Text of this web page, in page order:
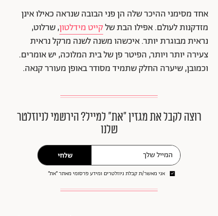
אחד מסימני ההיכר שלה הן פני הבובה שנראה כאילו אינן
מזדקנות לעולם. אפילו הבת שלקייט מידלטון, שרלוט,
נראית מבוגרת יותר. איכשהו משנה לשנה מרקל נראית
צעירה יותר ויותר, הפיטר פן של בית המלוכה, יש אומרים.
וכמובן, שיערה החלק שתמיד מסודר באופן מעורר קנאה.
רוצה לקבל את מגזין ״את״ למייל? הירשמי לניוזלטר
שלנו
שלחי
אני מאשר/ת קבלת ניוזלטרים ומידע פרסומי מאתר ״את״